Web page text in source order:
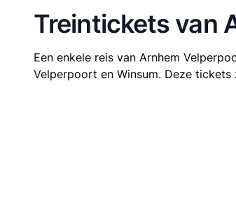
Treintickets van
Een enkele reis van Arnhem
Velperpoort en Winsum. Deze